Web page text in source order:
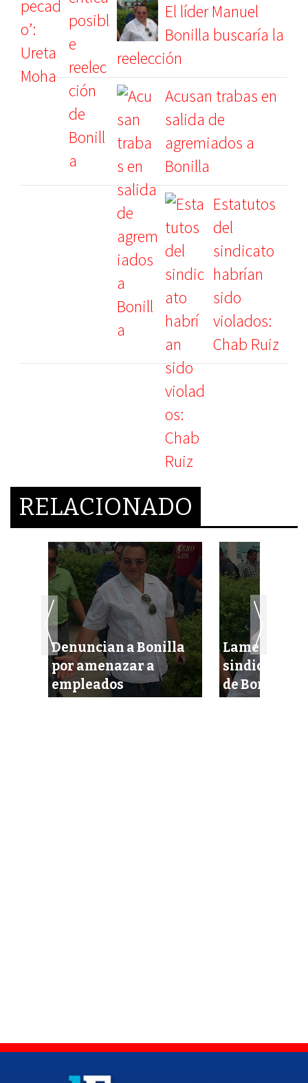
El líder Manuel
Bonilla buscaría la
reelección
Acusan trabas en
salida de
agremiados a
Bonilla
Estatutos
del
sindicato
habrían
sido
violados:
Chab Ruiz
RELACIONADO
Denuncian a Bonilla
por amenazar a
empleados
Lamentan
sindicales
de Bonilla